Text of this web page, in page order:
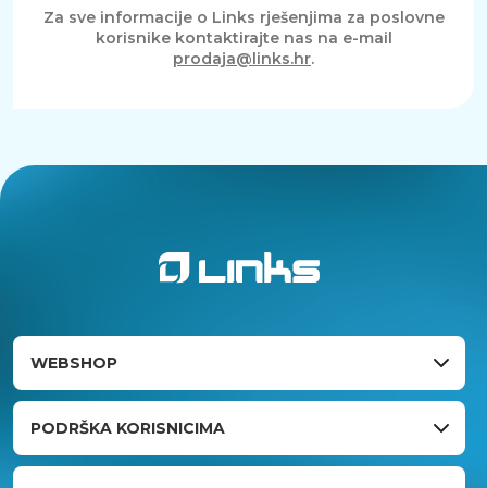
Za sve informacije o Links rješenjima za poslovne
korisnike kontaktirajte nas na e-mail
prodaja@links.hr.
WEBSHOP
PODRŠKA KORISNICIMA